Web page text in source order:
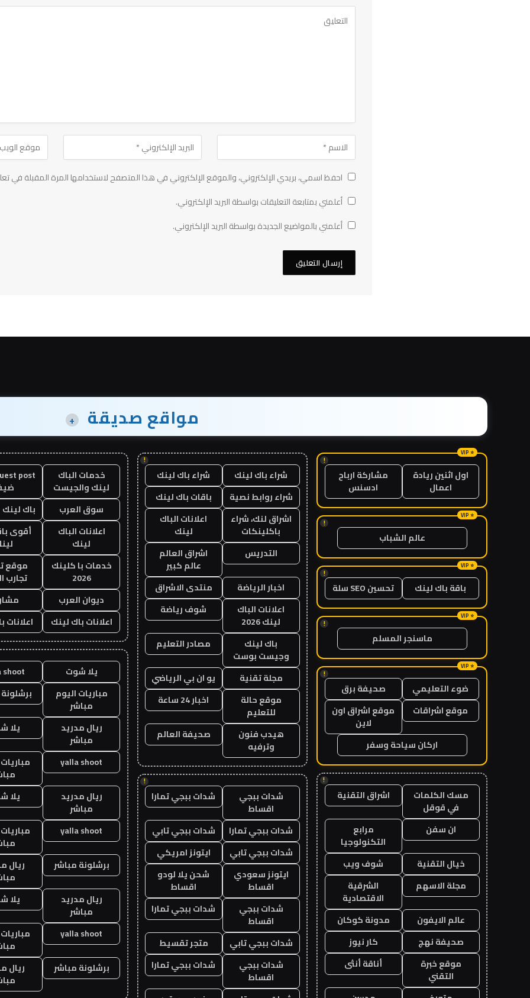
احفظ اسمي، بريدي الإلكتروني، والموقع الإلكتروني في هذا المتصفح لاستخدامها المرة المقبلة في
أعلمني بمتابعة التعليقات بواسطة البريد الإلكتروني.
أعلمني بالمواضيع الجديدة بواسطة البريد الإلكتروني.
مواقع صديقة +
!
اول اثنين ريادة
اعمال
مشاركة ارباح
ادسنس
!
عالم الشباب
!
باقة باك لينك تحسين SEO سلة
!
ماسنجر المسلم
!
ضوء التعليمي
صحيفة برق
موقع اشراقات
موقع اشراق اون
لاين
اركان سياحة وسفر
!
مسك الكلمات
في قوقل
اشراق التقنية
ان سفن
مرابع
التكنولوجيا
خيال التقنية
شوف ويب
مجلة الاسهم
الشرقية
الاقتصادية
عالم الايفون
مدونة كوكان
صحيفة نهج
كار نيوز
موقع خبرة
التقني
أناقة أنثى
!
شراء باك لينك
شراء باك لينك
شراء روابط نصية
باقات باك لينك
اشراق لنك، شراء
باكلينكات
اعلانات الباك
لينك
التدريس
اشراق العالم
عالم كبير
اخبار الرياضة
منتدى الاشراق
اعلانات الباك
لينك 2026
شوف رياضة
باك لينك
وجيست بوست
مصادر التعليم
مجلة تقنية
يو ان بي الرياضي
موقع حالة
للتعليم
اخبار 24 ساعة
هيدب فنون
وترفيه
صحيفة العالم
!
شدات ببجي
اقساط
شدات ببجي تمارا
شدات ببجي تمارا
شدات ببجي تابي
شدات ببجي تابي
ايتونز امريكي
ايتونز سعودي
اقساط
شحن يلا لودو
اقساط
شدات ببجي
اقساط
شدات ببجي تمارا
شدات ببجي تابي
متجر تقسيط
شدات ببجي
اقساط
شدات ببجي تمارا
خدمات الباك
لينك والجيست
سوق العرب
باك لينك
اعلانات الباك
لينك
أقوى
خدمات با كلينك
2026
موقع
تجارب
ديوان العرب
اعلانات باك لينك
اعلانات
يلا شوت
shoot
مباريات اليوم
مباشر
ريال مدريد
مباشر
يلا
yalla shoot
ريال مدريد
مباشر
يلا
yalla shoot
برشلونة مباشر
ريال
ريال مدريد
مباشر
يلا
yalla shoot
برشلونة مباشر
ريال